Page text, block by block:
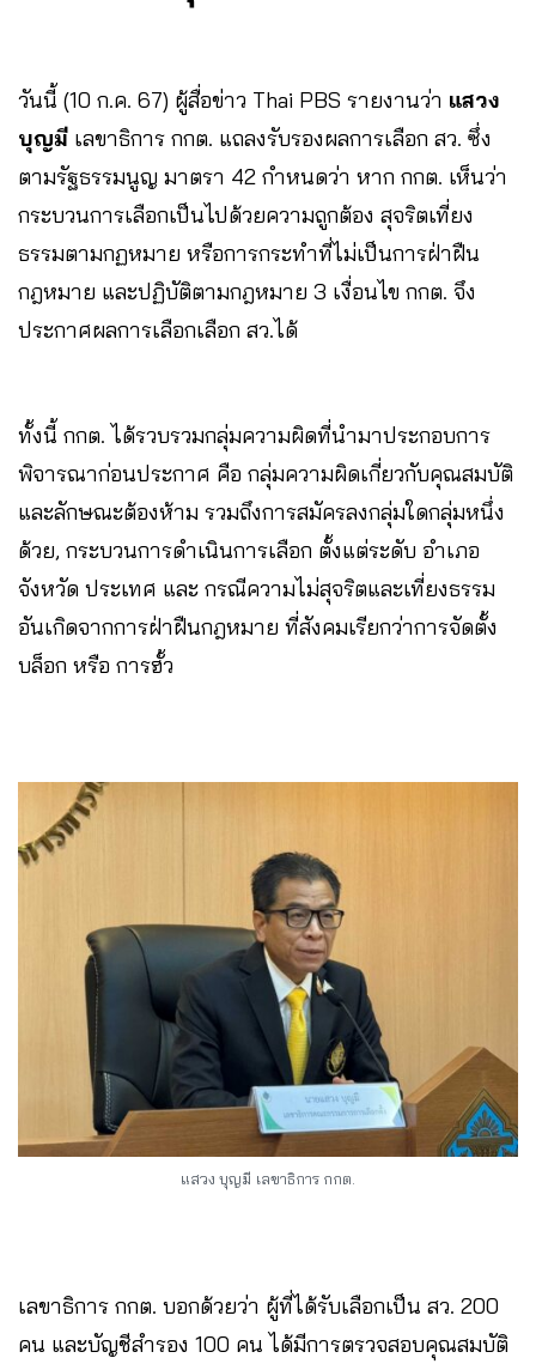
วันนี้ (10 ก.ค. 67) ผู้สื่อข่าว Thai PBS รายงานว่า แสวง
บุญมี เลขาธิการ กกต. แถลงรับรองผลการเลือก สว. ซึ่ง
ตามรัฐธรรมนูญ มาตรา 42 กำหนดว่า หาก กกต. เห็นว่า
กระบวนการเลือกเป็นไปด้วยความถูกต้อง สุจริตเที่ยง
ธรรมตามกฏหมาย หรือการกระทำที่ไม่เป็นการฝ่าฝืน
กฎหมาย และปฏิบัติตามกฎหมาย 3 เงื่อนไข กกต. จึง
ประกาศผลการเลือกเลือก สว.ได้
ทั้งนี้ กกต. ได้รวบรวมกลุ่มความผิดที่นำมาประกอบการ
พิจารณาก่อนประกาศ คือ กลุ่มความผิดเกี่ยวกับคุณสมบัติ
และลักษณะต้องห้าม รวมถึงการสมัครลงกลุ่มใดกลุ่มหนึ่ง
ด้วย, กระบวนการดำเนินการเลือก ตั้งแต่ระดับ อำเภอ
จังหวัด ประเทศ และ กรณีความไม่สุจริตและเที่ยงธรรม
อันเกิดจากการฝ่าฝืนกฎหมาย ที่สังคมเรียกว่าการจัดตั้ง
บล็อก หรือ การฮั้ว
แสวง บุญมี เลขาธิการ กกต.
เลขาธิการ กกต. บอกด้วยว่า ผู้ที่ได้รับเลือกเป็น สว. 200
คน และบัญชีสำรอง 100 คน ได้มีการตรวจสอบคุณสมบัติ